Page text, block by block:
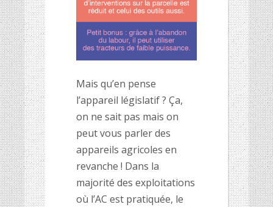
Mais qu’en pense
l’appareil législatif ? Ça,
on ne sait pas mais on
peut vous parler des
appareils agricoles en
revanche ! Dans la
majorité des exploitations
où l’AC est pratiquée, le